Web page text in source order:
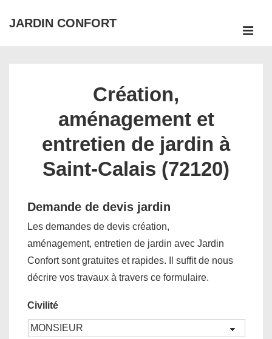
passer
JARDIN CONFORT
Création,
aménagement et
entretien de jardin à
Saint-Calais (72120)
Demande de devis jardin
Les demandes de devis création,
aménagement, entretien de jardin avec Jardin
Confort sont gratuites et rapides. Il suffit de nous
décrire vos travaux à travers ce formulaire.
Civilité